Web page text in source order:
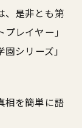
、是非とも第
レイヤー」
シリーズ」
相を簡単に語